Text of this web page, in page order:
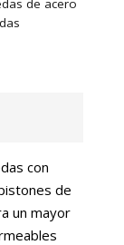
con
de
un mayor